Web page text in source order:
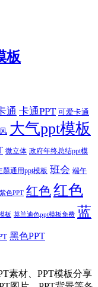
板
通 卡通PPT 可爱卡通
大气ppt模板
微立体 政府年终总结ppt模
题通用ppt模板 班会 端午
紫色PPT 红色红色
板 莫兰迪色ppt模板免费 蓝
黑色PPT
素材、PPT模板分享